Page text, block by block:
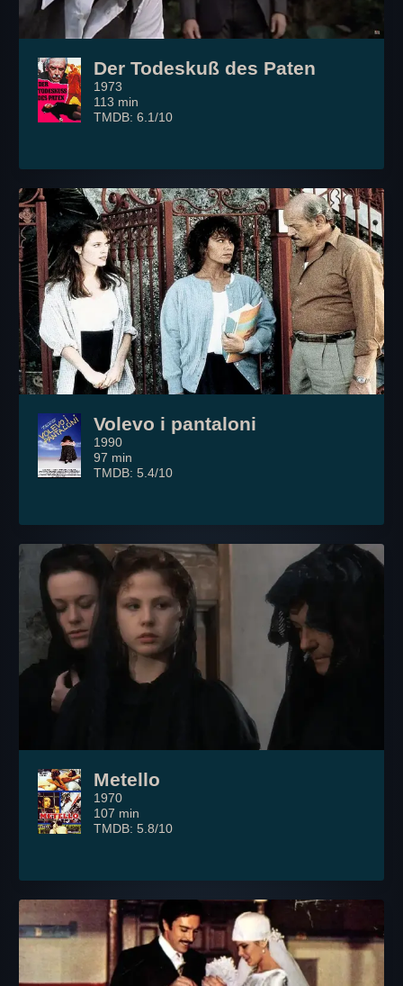
Der Todeskuß des Paten
1973
113 min
TMDB: 6.1/10
Volevo i pantaloni
1990
97 min
TMDB: 5.4/10
Metello
1970
107 min
TMDB: 5.8/10